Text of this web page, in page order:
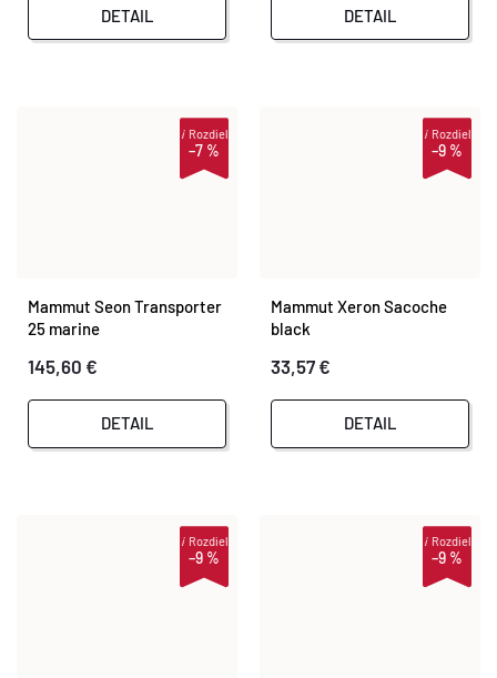
DETAIL DETAIL
–7 %
iRozdiel
Mammut Seon Transporter
25 marine
145,60 €
DETAIL
–9 %
iRozdiel
Mammut Xeron Sacoche
black
33,57 €
DETAIL
–9 %
iRozdiel
–9 %
iRozdiel